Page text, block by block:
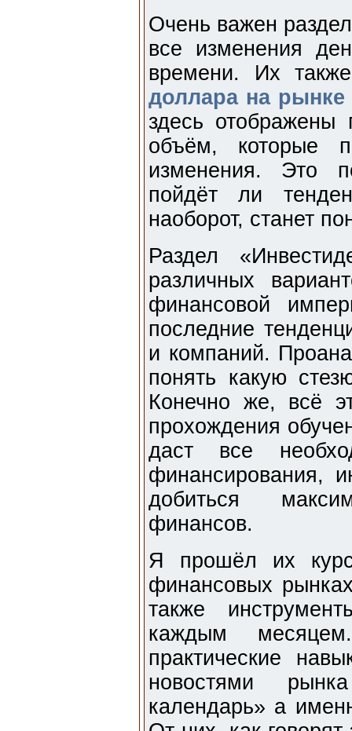
Очень важен
все изменения
времени. Их
доллара на рынке
здесь отображены
объём, которые
изменения. Это
пойдёт ли
наоборот, станет
Раздел
различных
финансовой
последние
и компаний.
понять какую
Конечно же, всё
прохождения
даст все
финансирования,
добиться
финансов.
Я прошёл их
финансовых
также
каждым
практические
новостями
календарь» а